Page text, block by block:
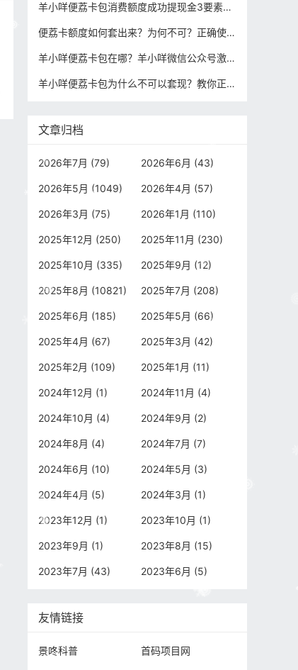
羊小咩便荔卡包消费额度成功提现金3要素！正确操作方法！
便荔卡额度如何套出来？为何不可？正确使用操作方法分享！
羊小咩便荔卡包在哪？羊小咩微信公众号激活攻略步骤！
羊小咩便荔卡包为什么不可以套现？教你正确合规提现攻略！
文章归档
2026年7月 (79) 2026年6月 (43)
2026年5月 (1049) 2026年4月 (57)
2026年3月 (75) 2026年1月 (110)
2025年12月 (250) 2025年11月 (230)
2025年10月 (335) 2025年9月 (12)
2025年8月 (10821) 2025年7月 (208)
2025年6月 (185) 2025年5月 (66)
2025年4月 (67) 2025年3月 (42)
2025年2月 (109) 2025年1月 (11)
2024年12月 (1) 2024年11月 (4)
2024年10月 (4) 2024年9月 (2)
2024年8月 (4) 2024年7月 (7)
2024年6月 (10) 2024年5月 (3)
2024年4月 (5) 2024年3月 (1)
2023年12月 (1) 2023年10月 (1)
2023年9月 (1) 2023年8月 (15)
2023年7月 (43) 2023年6月 (5)
友情链接
景咚科普 首码项目网